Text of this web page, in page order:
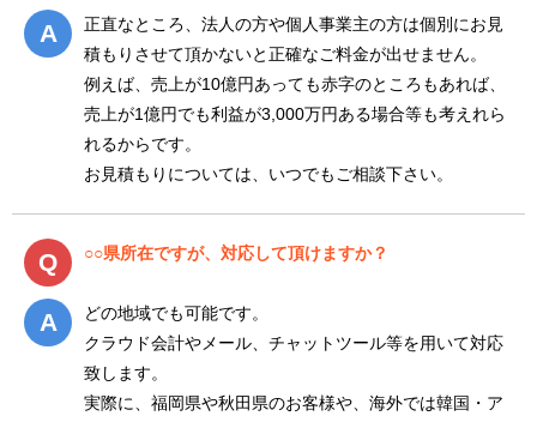
正直なところ、法人の方や個人事業主の方は個別にお見
積もりさせて頂かないと正確なご料金が出せません。
例えば、売上が10億円あっても赤字のところもあれば、
売上が1億円でも利益が3,000万円ある場合等も考えれら
れるからです。
お見積もりについては、いつでもご相談下さい。
○○県所在ですが、対応して頂けますか？
どの地域でも可能です。
クラウド会計やメール、チャットツール等を用いて対応
致します。
実際に、福岡県や秋田県のお客様や、海外では韓国・ア